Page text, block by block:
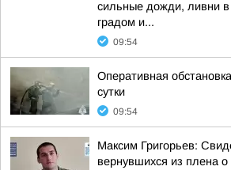
сильные дожди, ливни в
градом и...
09:54
Оперативная
сутки
09:54
Максим Григорьев:
вернувшихся из плена о